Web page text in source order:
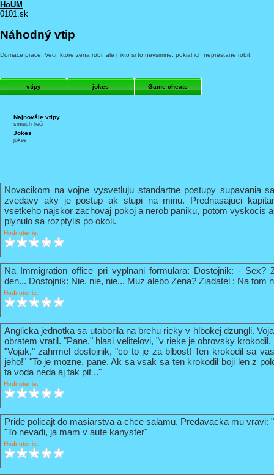
HoUM
0101.sk
Náhodný vtip
Domace prace: Veci, ktore zena robi, ale nikto si to nevsimne, pokial ich neprestane robit.
vtipy jokes Game cheats
Najnovšie vtipy
smiech lieči
Jokes
jokes
Novacikom na vojne vysvetluju standartne postupy supavania
zvedavy aky je postup ak stupi na minu. Prednasajuci
vsetkeho najskor zachovaj pokoj a nerob paniku, potom vyskocis
plynulo sa rozptylis po okoli.
Hodnotenie:
Na Immigration office pri vyplnani formulara: Dostojnik: - Sex?
den... Dostojnik: Nie, nie, nie... Muz alebo Zena? Ziadatel : Na tom
Hodnotenie:
Anglicka jednotka sa utaborila na brehu rieky v hlbokej dzungli.
obratem vratil. "Pane," hlasi velitelovi, "v rieke je obrovsky
"Vojak," zahrmel dostojnik, "co to je za blbost! Ten krokodil sa
jeho!" "To je mozne, pane. Ak sa vsak sa ten krokodil boji len z
ta voda neda aj tak pit .."
Hodnotenie:
Pride policajt do masiarstva a chce salamu. Predavacka mu vravi:
"To nevadi, ja mam v aute kanyster"
Hodnotenie: